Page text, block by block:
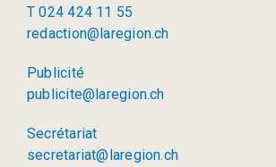
T 024 424 11 55
redaction@laregion.ch
Publicité
publicite@laregion.ch
Secrétariat
secretariat@laregion.ch